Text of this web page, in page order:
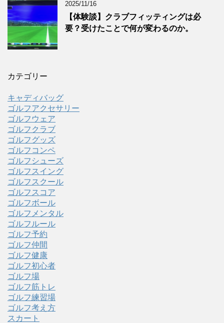
2025/11/16
【体験談】クラブフィッティングは必
要？受けたことで何が変わるのか。
カテゴリー
キャディバッグ
ゴルフアクセサリー
ゴルフウェア
ゴルフクラブ
ゴルフグッズ
ゴルフコンペ
ゴルフシューズ
ゴルフスイング
ゴルフスクール
ゴルフスコア
ゴルフボール
ゴルフメンタル
ゴルフルール
ゴルフ予約
ゴルフ仲間
ゴルフ健康
ゴルフ初心者
ゴルフ場
ゴルフ筋トレ
ゴルフ練習場
ゴルフ考え方
スカート